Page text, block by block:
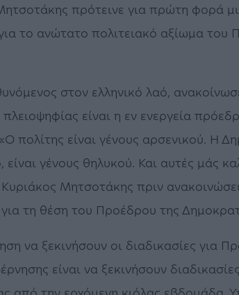
πρότεινε για πρώτη φορά
το ανώτατο πολιτειακό αξίωμα του
στον ελληνικό λαό,
είναι η εν ενεργεία
πολίτης είναι γένους αρσενικού. Η
γένους θηλυκού. Και αυτές μάς
Μητσοτάκης πριν
τη θέση του Προέδρου της
να ξεκινήσουν οι διαδικασίες για
είναι να ξεκινήσουν